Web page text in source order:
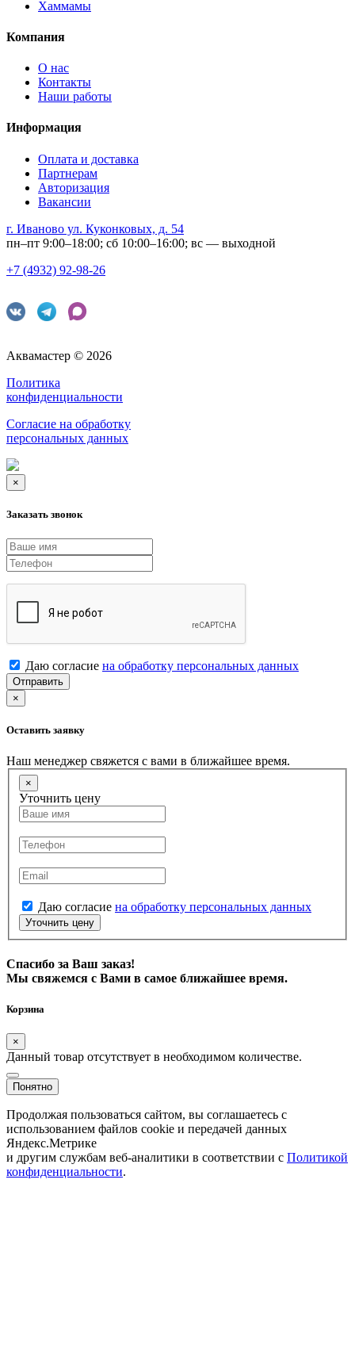
Хаммамы
Компания
О нас
Контакты
Наши работы
Информация
Оплата и доставка
Партнерам
Авторизация
Вакансии
г. Иваново ул. Куконковых, д. 54
пн–пт 9:00–18:00; сб 10:00–16:00; вс — выходной
+7 (4932) 92-98-26
Аквамастер © 2026
Политика
конфиденциальности
Согласие на обработку
персональных данных
×
Заказать звонок
Даю согласие на обработку персональных данных
Отправить
×
Оставить заявку
Наш менеджер свяжется с вами в ближайшее время.
×
Уточнить цену
Даю согласие на обработку персональных данных
Уточнить цену
Спасибо за Ваш заказ!
Мы свяжемся с Вами в самое ближайшее время.
Корзина
×
Данный товар отсутствует в необходимом количестве.
Понятно
Продолжая пользоваться сайтом, вы соглашаетесь с
использованием файлов cookie и передачей данных
Яндекс.Метрике
и другим службам веб-аналитики в соответствии с Политикой
конфиденциальности.